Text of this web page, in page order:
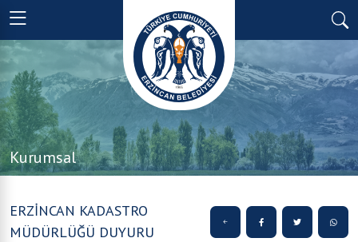
Kurumsal
ERZİNCAN KADASTRO
MÜDÜRLÜĞÜ DUYURU